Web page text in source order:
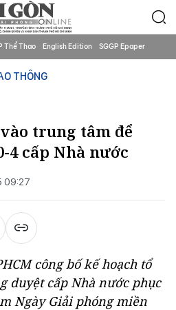
Thể Thao English Edition SGGP Epaper
THÔNG
trung tâm để
4 cấp Nhà nước
09:27
công bố kế hoạch tổ
duyệt cấp Nhà nước phục
Ngày Giải phóng miền